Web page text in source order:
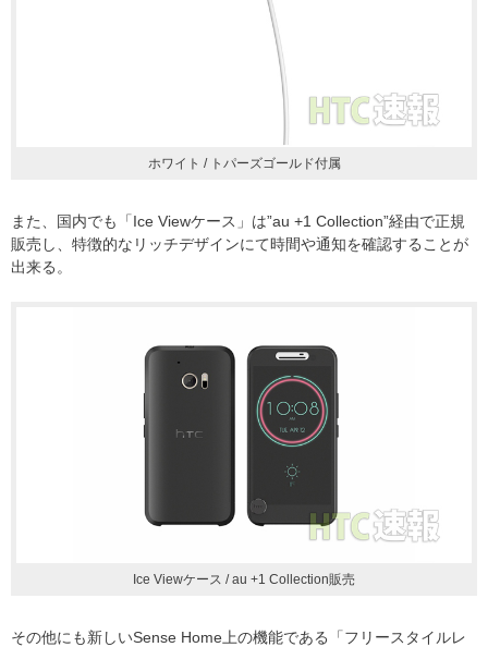
ホワイト / トパーズゴールド付属
また、国内でも「Ice Viewケース」は”au +1 Collection”経由で正規
販売し、特徴的なリッチデザインにて時間や通知を確認することが
出来る。
Ice Viewケース / au +1 Collection販売
その他にも新しいSense Home上の機能である「フリースタイルレ